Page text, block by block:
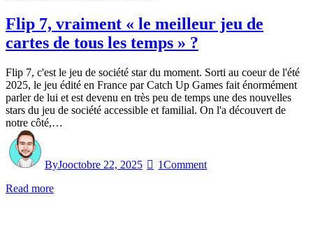
Flip 7, vraiment « le meilleur jeu de
cartes de tous les temps » ?
Flip 7, c'est le jeu de société star du moment. Sorti au coeur de l'été
2025, le jeu édité en France par Catch Up Games fait énormément
parler de lui et est devenu en très peu de temps une des nouvelles
stars du jeu de société accessible et familial. On l'a découvert de
notre côté,…
ByJooctobre 22, 2025 1Comment
Read more